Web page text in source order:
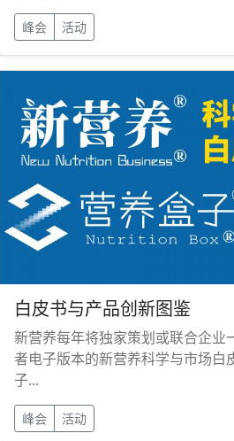
峰会 活动
白皮书与产品创新图鉴
新营养每年将独家策划或联合企业
者电子版本的新营养科学与市场白
子...
峰会 活动